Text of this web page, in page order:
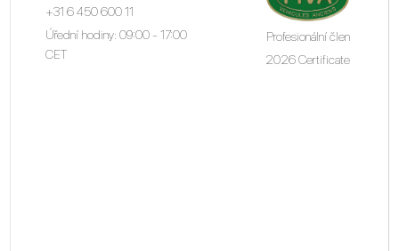
+31 6 450 600 11
Úřední hodiny: 09:00 - 17:00
CET
Profesionální člen
2026 Certificate